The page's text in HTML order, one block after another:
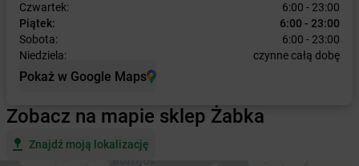
Czwartek:
6:00 - 23:00
Piątek:
6:00 - 23:00
Sobota:
6:00 - 23:00
Niedziela:
czynne całą dobę
Pokaż w Google Maps
Zobacz na mapie sklep Żabka
Znajdź moją lokalizację